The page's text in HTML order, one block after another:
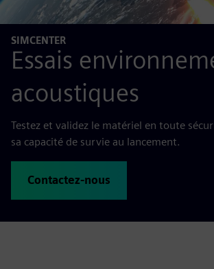
SIMCENTER
Essais
acoustiques
Testez et validez le matériel en toute
sa capacité de survie au lancement.
Contactez-nous